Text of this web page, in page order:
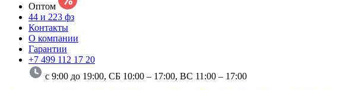
Оптом
44 и 223 фз
Контакты
О компании
Гарантии
+7 499 112 17 20
с 9:00 до 19:00, СБ 10:00 – 17:00, ВС 11:00 – 17:00